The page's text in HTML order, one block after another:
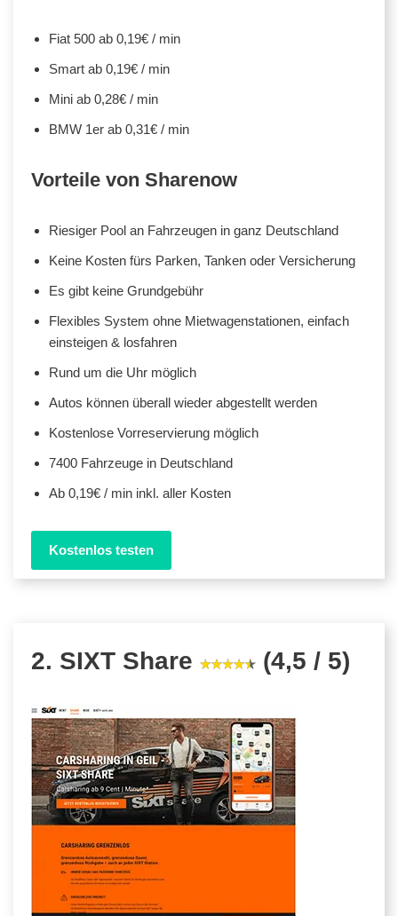
Fiat 500 ab 0,19€ / min
Smart ab 0,19€ / min
Mini ab 0,28€ / min
BMW 1er ab 0,31€ / min
Vorteile von Sharenow
Riesiger Pool an Fahrzeugen in ganz Deutschland
Keine Kosten fürs Parken, Tanken oder Versicherung
Es gibt keine Grundgebühr
Flexibles System ohne Mietwagenstationen, einfach
einsteigen & losfahren
Rund um die Uhr möglich
Autos können überall wieder abgestellt werden
Kostenlose Vorreservierung möglich
7400 Fahrzeuge in Deutschland
Ab 0,19€ / min inkl. aller Kosten
Kostenlos testen
2. SIXT Share (4,5 / 5)